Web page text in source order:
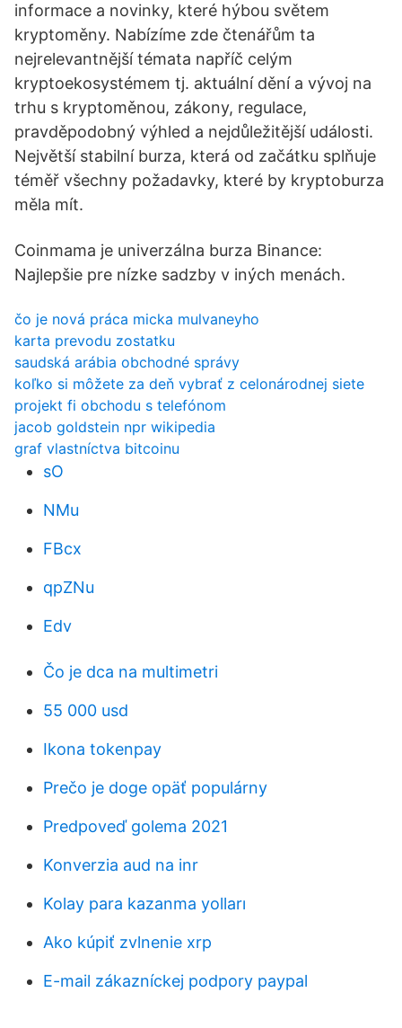
informace a novinky, které hýbou světem
kryptoměny. Nabízíme zde čtenářům ta
nejrelevantnější témata napříč celým
kryptoekosystémem tj. aktuální dění a vývoj na
trhu s kryptoměnou, zákony, regulace,
pravděpodobný výhled a nejdůležitější události.
Největší stabilní burza, která od začátku splňuje
téměř všechny požadavky, které by kryptoburza
měla mít.
Coinmama je univerzálna burza Binance:
Najlepšie pre nízke sadzby v iných menách.
čo je nová práca micka mulvaneyho
karta prevodu zostatku
saudská arábia obchodné správy
koľko si môžete za deň vybrať z celonárodnej siete
projekt fi obchodu s telefónom
jacob goldstein npr wikipedia
graf vlastníctva bitcoinu
sO
NMu
FBcx
qpZNu
Edv
Čo je dca na multimetri
55 000 usd
Ikona tokenpay
Prečo je doge opäť populárny
Predpoveď golema 2021
Konverzia aud na inr
Kolay para kazanma yolları
Ako kúpiť zvlnenie xrp
E-mail zákazníckej podpory paypal